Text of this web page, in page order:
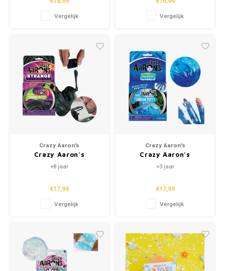
Vergelijk Vergelijk
Crazy Aaron's
Crazy Aaron's
Kneedklei - Strange
+8 jaar
€17,99
Vergelijk
Crazy Aaron's
Crazy Aaron's
Kneedklei - Falling
+3 jaar
€17,99
Vergelijk